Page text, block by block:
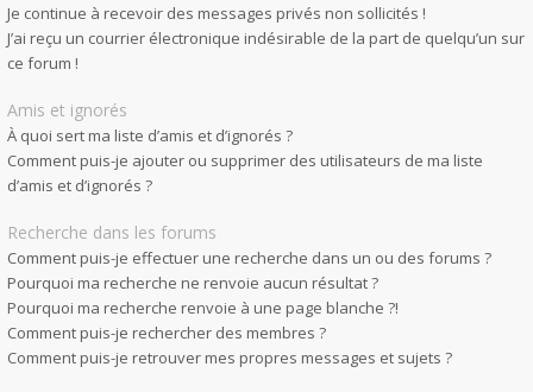
Je continue à recevoir des messages privés non sollicités !
J’ai reçu un courrier électronique indésirable de la part de quelqu’un sur
ce forum !
Amis et ignorés
À quoi sert ma liste d’amis et d’ignorés ?
Comment puis-je ajouter ou supprimer des utilisateurs de ma liste
d’amis et d’ignorés ?
Recherche dans les forums
Comment puis-je effectuer une recherche dans un ou des forums ?
Pourquoi ma recherche ne renvoie aucun résultat ?
Pourquoi ma recherche renvoie à une page blanche ?!
Comment puis-je rechercher des membres ?
Comment puis-je retrouver mes propres messages et sujets ?